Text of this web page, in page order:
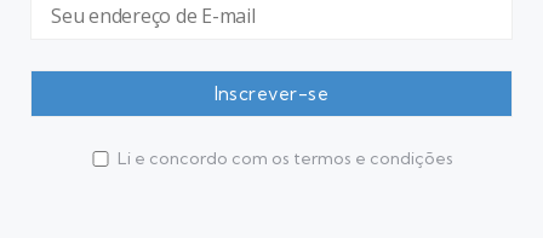
Li e concordo com os termos e condições